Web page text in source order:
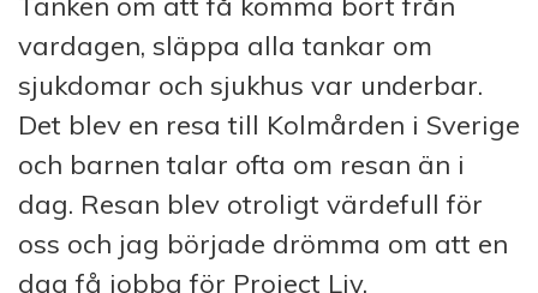
vardagen, släppa alla tankar om
sjukdomar och sjukhus var underbar.
Det blev en resa till Kolmården i Sverige
och barnen talar ofta om resan än i
dag. Resan blev otroligt värdefull för
oss och jag började drömma om att en
dag få jobba för Project Liv.